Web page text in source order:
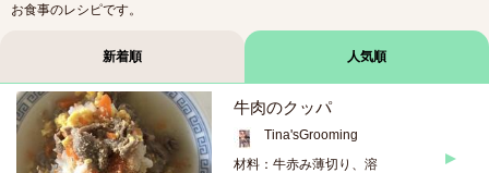
お食事のレシピです。
新着順 人気順
牛肉のクッパ
Tina'sGrooming
材料：牛赤み薄切り、溶